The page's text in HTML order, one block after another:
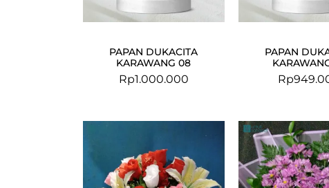
PAPAN DUKACITA
KARAWANG 08
Rp1.000.000
PAPAN
Rp